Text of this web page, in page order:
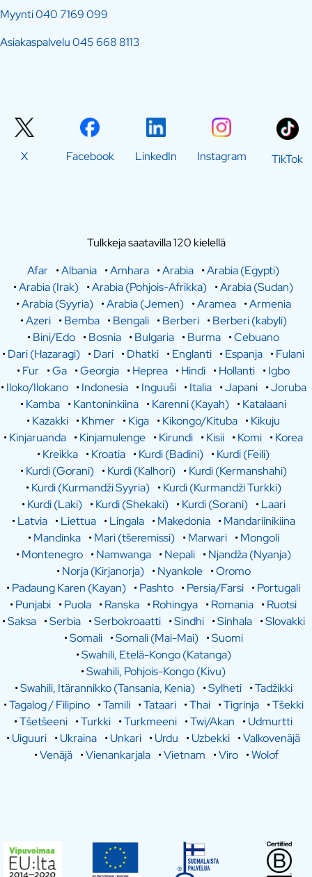
Myynti040 7169 099
Asiakaspalvelu045 668 8113
X Facebook LinkedIn Instagram TikTok
Tulkkeja saatavilla 120 kielellä
Afar •Albania •Amhara •Arabia •Arabia (Egypti)
•Arabia (Irak) •Arabia (Pohjois-Afrikka) •Arabia (Sudan)
•Arabia (Syyria) •Arabia (Jemen) •Aramea •Armenia
•Azeri •Bemba •Bengali •Berberi •Berberi (kabyli)
•Bini/Edo •Bosnia •Bulgaria •Burma •Cebuano
•Dari (Hazaragi) •Dari •Dhatki •Englanti •Espanja •Fulani
•Fur •Ga •Georgia •Heprea •Hindi •Hollanti •Igbo
•Iloko/Ilokano •Indonesia •Inguuši •Italia •Japani •Joruba
•Kamba •Kantoninkiina •Karenni (Kayah) •Katalaani
•Kazakki •Khmer •Kiga •Kikongo/Kituba •Kikuju
•Kinjaruanda •Kinjamulenge •Kirundi •Kisii •Komi •Korea
•Kreikka •Kroatia •Kurdi (Badini) •Kurdi (Feili)
•Kurdi (Gorani) •Kurdi (Kalhori) •Kurdi (Kermanshahi)
•Kurdi (Kurmandži Syyria) •Kurdi (Kurmandži Turkki)
•Kurdi (Laki) •Kurdi (Shekaki) •Kurdi (Sorani) •Laari
•Latvia •Liettua •Lingala •Makedonia •Mandariinikiina
•Mandinka •Mari (tšeremissi) •Marwari •Mongoli
•Montenegro •Namwanga •Nepali •Njandža (Nyanja)
•Norja (Kirjanorja) •Nyankole •Oromo
•Padaung Karen (Kayan) •Pashto •Persia/Farsi •Portugali
•Punjabi •Puola •Ranska •Rohingya •Romania •Ruotsi
•Saksa •Serbia •Serbokroaatti •Sindhi •Sinhala •Slovakki
•Somali •Somali (Mai-Mai) •Suomi
•Swahili, Etelä-Kongo (Katanga)
•Swahili, Pohjois-Kongo (Kivu)
•Swahili, Itärannikko (Tansania, Kenia) •Sylheti •Tadžikki
•Tagalog / Filipino •Tamili •Tataari •Thai •Tigrinja •Tšekki
•Tšetšeeni •Turkki •Turkmeeni •Twi/Akan •Udmurtti
•Uiguuri •Ukraina •Unkari •Urdu •Uzbekki •Valkovenäjä
•Venäjä •Vienankarjala •Vietnam •Viro •Wolof